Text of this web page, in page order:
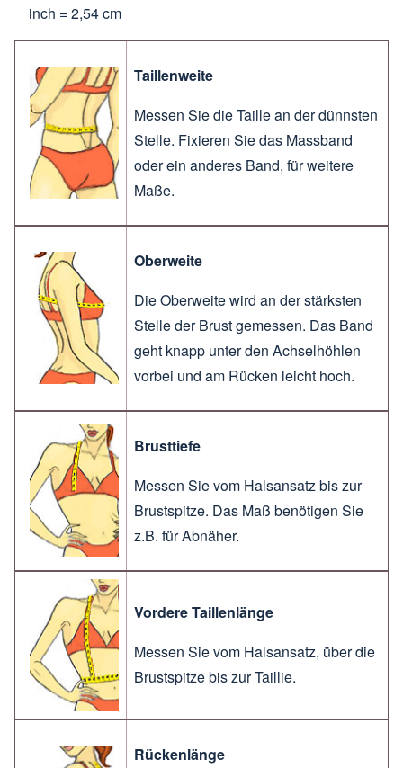
inch = 2,54 cm
Taillenweite
Messen Sie die Taille an der dünnsten
Stelle. Fixieren Sie das Massband
oder ein anderes Band, für weitere
Maße.
Oberweite
Die Oberweite wird an der stärksten
Stelle der Brust gemessen. Das Band
geht knapp unter den Achselhöhlen
vorbei und am Rücken leicht hoch.
Brusttiefe
Messen Sie vom Halsansatz bis zur
Brustspitze. Das Maß benötigen Sie
z.B. für Abnäher.
Vordere Taillenlänge
Messen Sie vom Halsansatz, über die
Brustspitze bis zur Taillie.
Rückenlänge